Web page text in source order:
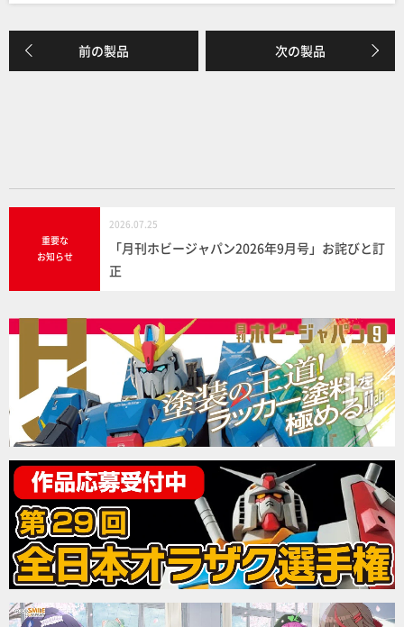
c
e
b
e
前の製品 次の製品
重要な
お知らせ
2026.07.25
「月刊ホビージャパン2026年9月号」お詫びと訂
正